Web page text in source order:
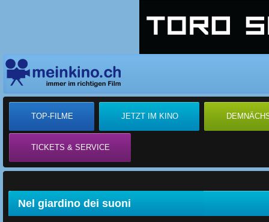
TOP-FILME JETZT IM KINO
TICKETS & SERVICE
Nel giardino dei suoni